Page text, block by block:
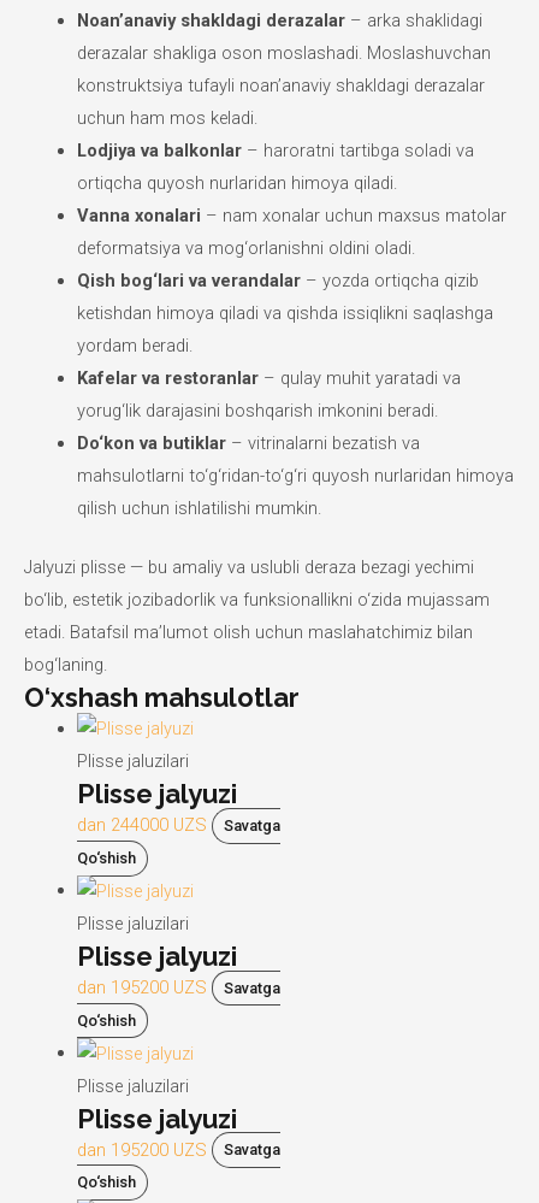
Noan’anaviy shakldagi derazalar– arka shaklidagi
derazalar shakliga oson moslashadi. Moslashuvchan
konstruktsiya tufayli noan’anaviy shakldagi derazalar
uchun ham mos keladi.
Lodjiya va balkonlar– haroratni tartibga soladi va
ortiqcha quyosh nurlaridan himoya qiladi.
Vanna xonalari – nam xonalar uchun maxsus matolar
deformatsiya va mog‘orlanishni oldini oladi.
Qish bog‘lari va verandalar– yozda ortiqcha qizib
ketishdan himoya qiladi va qishda issiqlikni saqlashga
yordam beradi.
Kafelar va restoranlar– qulay muhit yaratadi va
yorug‘lik darajasini boshqarish imkonini beradi.
Do‘kon va butiklar– vitrinalarni bezatish va
mahsulotlarni to‘g‘ridan-to‘g‘ri quyosh nurlaridan himoya
qilish uchun ishlatilishi mumkin.
Jalyuzi plisse — bu amaliy va uslubli deraza bezagi yechimi
bo‘lib, estetik jozibadorlik va funksionallikni o‘zida mujassam
etadi. Batafsil ma’lumot olish uchun maslahatchimiz bilan
bog‘laning.
O‘xshash mahsulotlar
Plisse jaluzilari
Plisse jalyuzi
dan 244000 UZS
Savatga
Qo‘shish
Plisse jaluzilari
Plisse jalyuzi
dan 195200 UZS
Savatga
Qo‘shish
Plisse jaluzilari
Plisse jalyuzi
dan 195200 UZS
Savatga
Qo‘shish